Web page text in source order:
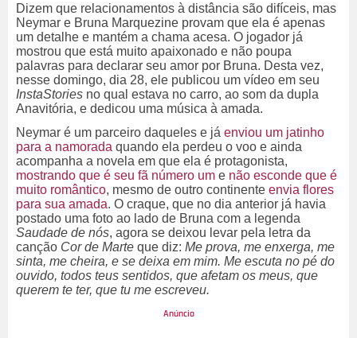
Dizem que relacionamentos à distância são difíceis, mas
Neymar e Bruna Marquezine provam que ela é apenas
um detalhe e mantém a chama acesa. O jogador já
mostrou que está muito apaixonado e não poupa
palavras para declarar seu amor por Bruna. Desta vez,
nesse domingo, dia 28, ele publicou um vídeo em seu
InstaStories no qual estava no carro, ao som da dupla
Anavitória, e dedicou uma música à amada.
Neymar é um parceiro daqueles e já enviou um jatinho
para a namorada quando ela perdeu o voo e ainda
acompanha a novela em que ela é protagonista,
mostrando que é seu fã número um e não esconde que é
muito romântico, mesmo de outro continente envia flores
para sua amada. O craque, que no dia anterior já havia
postado uma foto ao lado de Bruna com a legenda
Saudade de nós, agora se deixou levar pela letra da
canção Cor de Marte que diz: Me prova, me enxerga, me
sinta, me cheira, e se deixa em mim. Me escuta no pé do
ouvido, todos teus sentidos, que afetam os meus, que
querem te ter, que tu me escreveu.